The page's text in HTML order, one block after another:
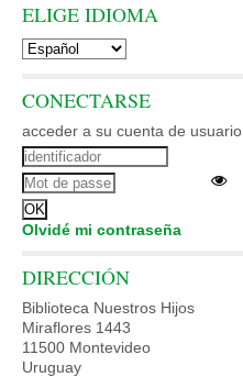
ELIGE IDIOMA
CONECTARSE
acceder a su cuenta de usuario
Olvidé mi contraseña
DIRECCIÓN
Biblioteca Nuestros Hijos
Miraflores 1443
11500 Montevideo
Uruguay